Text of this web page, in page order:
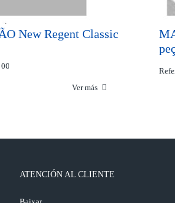
New Regent Classic
Ver más
ATENCIÓN AL CLIENTE